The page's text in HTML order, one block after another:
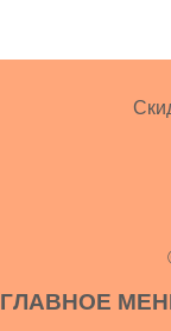
ГЛАВНОЕ